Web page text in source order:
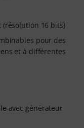
(résolution 16 bits)
pour des
et à différentes
avec générateur